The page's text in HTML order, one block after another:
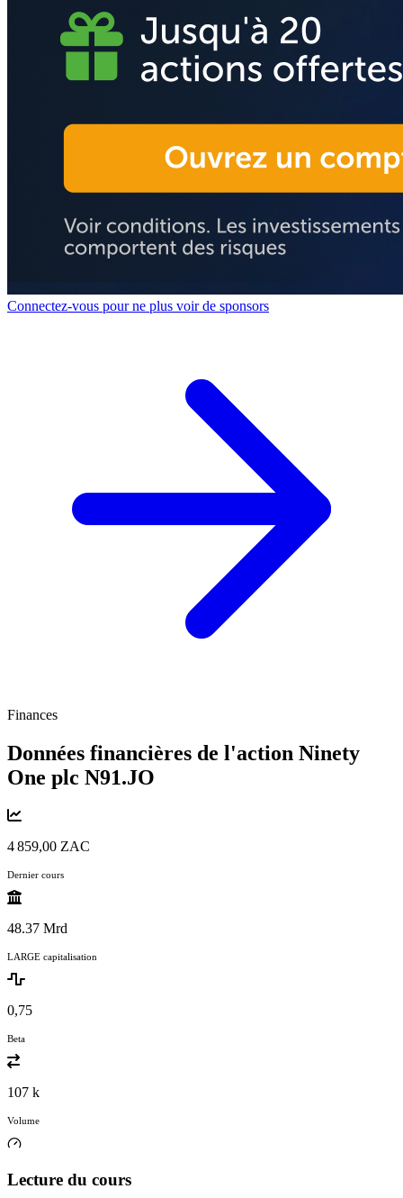
Connectez-vous pour ne plus voir de sponsors
Finances
Données financières de l'action Ninety
One plc N91.JO
4 859,00 ZAC
Dernier cours
48.37 Mrd
LARGE capitalisation
0,75
Beta
107 k
Volume
Lecture du cours